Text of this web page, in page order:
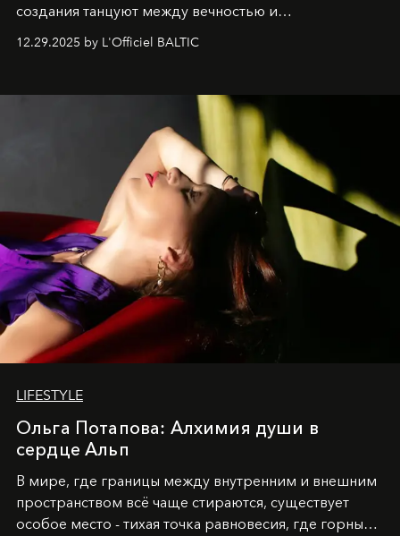
создания танцуют между вечностью и
современностью.
12.29.2025 by L'Officiel BALTIC
LIFESTYLE
Ольга Потапова: Алхимия души в
сердце Альп
В мире, где границы между внутренним и внешним
пространством всё чаще стираются, существует
особое место - тихая точка равновесия, где горные